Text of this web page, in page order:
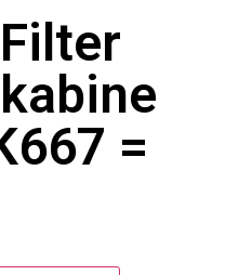
Filter
kabine
=